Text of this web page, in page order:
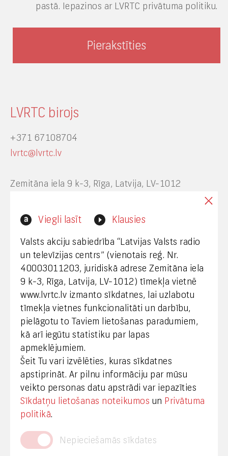
Viegli lasīt Klausies
Valsts akciju sabiedrība “Latvijas Valsts radio
un televīzijas centrs” (vienotais reģ. Nr.
40003011203, juridiskā adrese Zemitāna iela
9 k-3, Rīga, Latvija, LV-1012) tīmekļa vietnē
www.lvrtc.lv izmanto sīkdatnes, lai uzlabotu
tīmekļa vietnes funkcionalitāti un darbību,
pielāgotu to Taviem lietošanas paradumiem,
kā arī iegūtu statistiku par lapas
apmeklējumiem.
Šeit Tu vari izvēlēties, kuras sīkdatnes
apstiprināt. Ar pilnu informāciju par mūsu
veikto personas datu apstrādi var iepazīties
Sīkdatņu lietošanas noteikumos un Privātuma
politikā.
Nepieciešamās sīkdates
pastā. Iepazinos ar LVRTC privātuma politiku.
LVRTC birojs
+371 67108704
lvrtc@lvrtc.lv
Zemitāna iela 9 k-3, Rīga, Latvija, LV-1012
Interneta vietnes www.lvrtc.lv administrators:
Klientu apkalpošana
+371 67108787
Medijiem
+371 29665001
vineta.sprugaine@lvrtc.lv
© VAS Latvijas Valsts radio un televīzijas centrs,